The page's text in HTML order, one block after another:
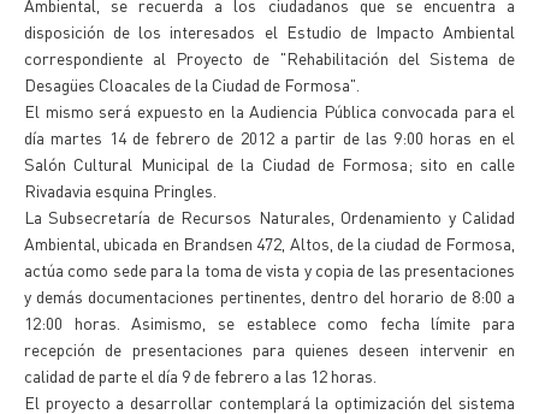
Ambiental, se recuerda a los ciudadanos que se encuentra a
disposición de los interesados el Estudio de Impacto Ambiental
correspondiente al Proyecto de "Rehabilitación del Sistema de
Desagües Cloacales de la Ciudad de Formosa".
El mismo será expuesto en la Audiencia Pública convocada para el
día martes 14 de febrero de 2012 a partir de las 9:00 horas en el
Salón Cultural Municipal de la Ciudad de Formosa; sito en calle
Rivadavia esquina Pringles.
La Subsecretaría de Recursos Naturales, Ordenamiento y Calidad
Ambiental, ubicada en Brandsen 472, Altos, de la ciudad de Formosa,
actúa como sede para la toma de vista y copia de las presentaciones
y demás documentaciones pertinentes, dentro del horario de 8:00 a
12:00 horas. Asimismo, se establece como fecha límite para
recepción de presentaciones para quienes deseen intervenir en
calidad de parte el día 9 de febrero a las 12 horas.
El proyecto a desarrollar contemplará la optimización del sistema